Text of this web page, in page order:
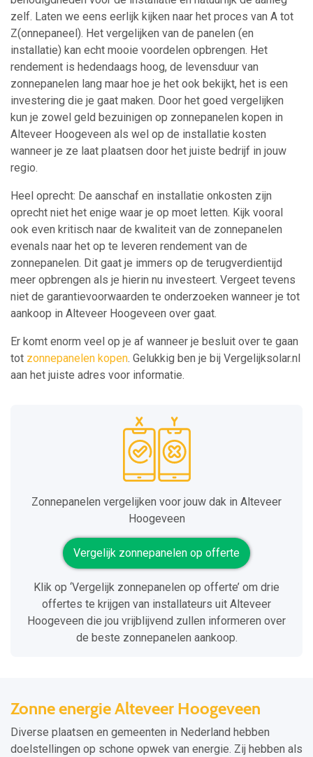
zelf. Laten we eens eerlijk kijken naar het proces van A tot
Z(onnepaneel). Het vergelijken van de panelen (en
installatie) kan echt mooie voordelen opbrengen. Het
rendement is hedendaags hoog, de levensduur van
zonnepanelen lang maar hoe je het ook bekijkt, het is een
investering die je gaat maken. Door het goed vergelijken
kun je zowel geld bezuinigen op zonnepanelen kopen in
Alteveer Hoogeveen als wel op de installatie kosten
wanneer je ze laat plaatsen door het juiste bedrijf in jouw
regio.
Heel oprecht: De aanschaf en installatie onkosten zijn
oprecht niet het enige waar je op moet letten. Kijk vooral
ook even kritisch naar de kwaliteit van de zonnepanelen
evenals naar het op te leveren rendement van de
zonnepanelen. Dit gaat je immers op de terugverdientijd
meer opbrengen als je hierin nu investeert. Vergeet tevens
niet de garantievoorwaarden te onderzoeken wanneer je tot
aankoop in Alteveer Hoogeveen over gaat.
Er komt enorm veel op je af wanneer je besluit over te gaan
tot zonnepanelen kopen. Gelukkig ben je bij Vergelijksolar.nl
aan het juiste adres voor informatie.
Zonnepanelen vergelijken voor jouw dak in Alteveer
Hoogeveen
Vergelijk zonnepanelen op offerte
Klik op ‘Vergelijk zonnepanelen op offerte’ om drie
offertes te krijgen van installateurs uit Alteveer
Hoogeveen die jou vrijblijvend zullen informeren over
de beste zonnepanelen aankoop.
Zonne energie Alteveer Hoogeveen
Diverse plaatsen en gemeenten in Nederland hebben
doelstellingen op schone opwek van energie. Zij hebben als